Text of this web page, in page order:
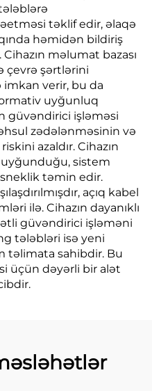
təklif edir, əlaqə
həmidən bildiriş
məlumat bazası
çevrə şərtlərini
imkan verir, bu da
uyğunluq
güvəndirici işləməsi
zədələnməsinin və
azaldır. Cihazın
sistem
təmin edir.
açıq kabel
ilə. Cihazın dayanıklı
güvəndirici işləməni
tələbləri isə yeni
təlimata sahibdir. Bu
üçün dəyərli bir alət